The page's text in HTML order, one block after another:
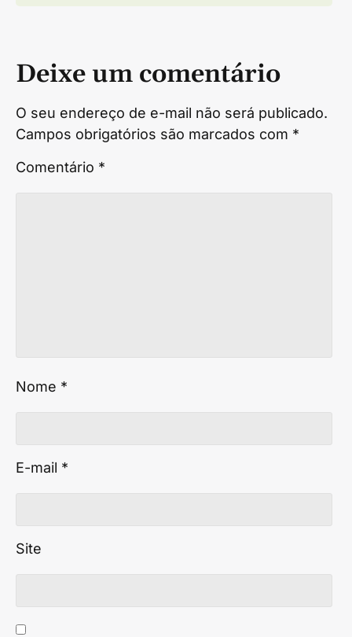
Deixe um comentário
O seu endereço de e-mail não será publicado.
Campos obrigatórios são marcados com *
Comentário *
Nome *
E-mail *
Site